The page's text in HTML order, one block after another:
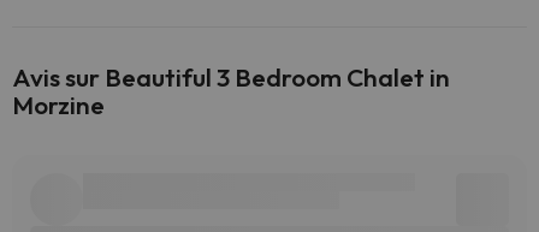
Avis sur Beautiful 3 Bedroom Chalet in
Morzine